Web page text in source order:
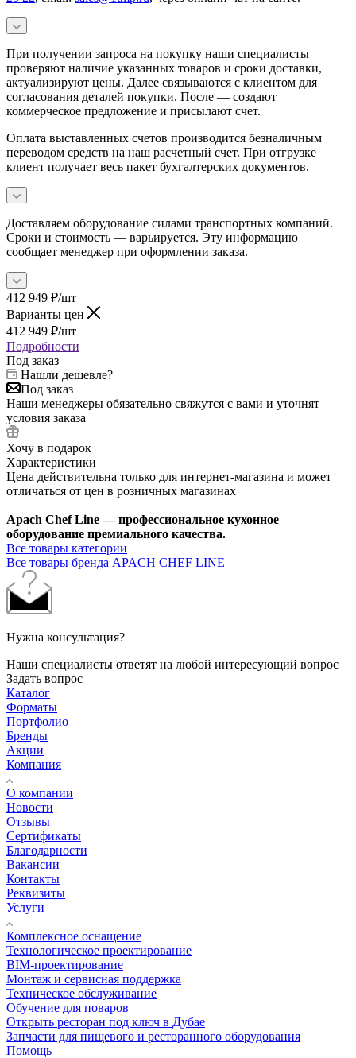
При получении запроса на покупку наши специалисты
проверяют наличие указанных товаров и сроки доставки,
актуализируют цены. Далее связываются с клиентом для
согласования деталей покупки. После — создают
коммерческое предложение и присылают счет.
Оплата выставленных счетов производится безналичным
переводом средств на наш расчетный счет. При отгрузке
клиент получает весь пакет бухгалтерских документов.
Доставляем оборудование силами транспортных компаний.
Сроки и стоимость — варьируется. Эту информацию
сообщает менеджер при оформлении заказа.
412 949 ₽/шт
Варианты цен
412 949 ₽/шт
Подробности
Под заказ
Нашли дешевле?
Под заказ
Наши менеджеры обязательно свяжутся с вами и уточнят
условия заказа
Хочу в подарок
Характеристики
Цена действительна только для интернет-магазина и может
отличаться от цен в розничных магазинах
Apach Chef Line — профессиональное кухонное
оборудование премиального качества.
Все товары категории
Все товары бренда APACH CHEF LINE
Нужна консультация?
Наши специалисты ответят на любой интересующий вопрос
Задать вопрос
Каталог
Форматы
Портфолио
Бренды
Акции
Компания
О компании
Новости
Отзывы
Сертификаты
Благодарности
Вакансии
Контакты
Реквизиты
Услуги
Комплексное оснащение
Технологическое проектирование
BIM-проектирование
Монтаж и сервисная поддержка
Техническое обслуживание
Обучение для поваров
Открыть ресторан под ключ в Дубае
Запчасти для пищевого и ресторанного оборудования
Помощь